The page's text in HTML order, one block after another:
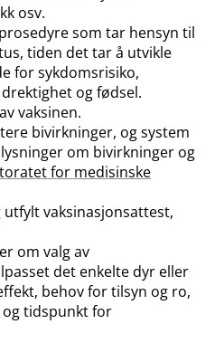
osv.
som tar hensyn til
tiden det tar å utvikle
for sykdomsrisiko,
og fødsel.
vaksinen.
bivirkninger, og system
om bivirkninger og
for medisinske
vaksinasjonsattest,
om valg av
det enkelte dyr eller
behov for tilsyn og ro,
tidspunkt for